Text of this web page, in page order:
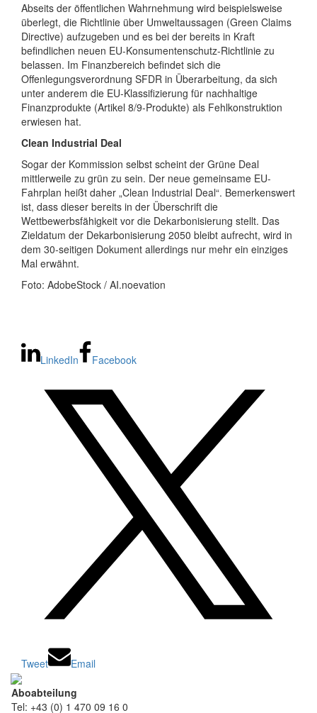
Abseits der öffentlichen Wahrnehmung wird beispielsweise
überlegt, die Richtlinie über Umweltaussagen (Green Claims
Directive) aufzugeben und es bei der bereits in Kraft
befindlichen neuen EU-Konsumentenschutz-Richtlinie zu
belassen. Im Finanzbereich befindet sich die
Offenlegungsverordnung SFDR in Überarbeitung, da sich
unter anderem die EU-Klassifizierung für nachhaltige
Finanzprodukte (Artikel 8/9-Produkte) als Fehlkonstruktion
erwiesen hat.
Clean Industrial Deal
Sogar der Kommission selbst scheint der Grüne Deal
mittlerweile zu grün zu sein. Der neue gemeinsame EU-
Fahrplan heißt daher „Clean Industrial Deal“. Bemerkenswert
ist, dass dieser bereits in der Überschrift die
Wettbewerbsfähigkeit vor die Dekarbonisierung stellt. Das
Zieldatum der Dekarbonisierung 2050 bleibt aufrecht, wird in
dem 30-seitigen Dokument allerdings nur mehr ein einziges
Mal erwähnt.
Foto: AdobeStock / AI.noevation
LinkedIn Facebook
Tweet Email
Aboabteilung
Tel: +43 (0) 1 470 09 16 0